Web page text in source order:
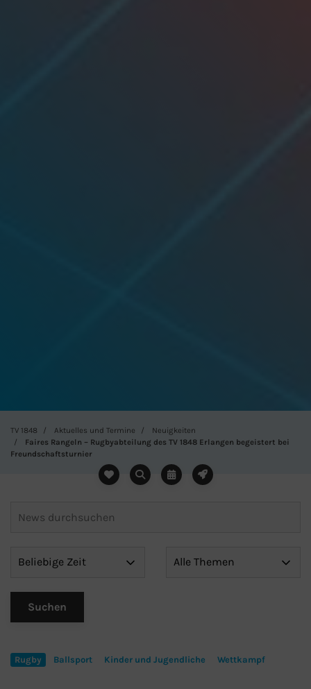
TV 1848 Aktuelles und Termine
Neuigkeiten
Faires Rangeln – Rugbyabteilung des TV 1848 Erlangen begeistert bei
Freundschaftsturnier
Rugby Ballsport Kinder und Jugendliche Wettkampf